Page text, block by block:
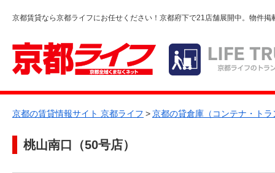
京都賃貸なら京都ライフにお任せください！京都府下で21店舗展開中。物件掲
京都の賃貸情報サイト 京都ライフ >京都の貸倉庫（コンテナ・ト
桃山南口（50号店）